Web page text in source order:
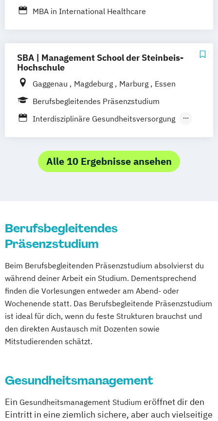
Physiotherapiewissenschaft
Pflegepädagogik Physician Assistance
MBA in International Healthcare
SBA | Management School der Steinbeis-
Hochschule
Gaggenau Magdeburg Marburg
Essen
Berufsbegleitendes Präsenzstudium
Interdisziplinäre Gesundheitsversorgung
Alle 10 Ergebnisse ansehen
Berufsbegleitendes
Präsenzstudium
Beim Berufsbegleitenden Präsenzstudium absolvierst du
während deiner Arbeit ein Studium. Dementsprechend
finden die Vorlesungen entweder am Abend- oder
Wochenende statt. Das Berufsbegleitende Präsenzstudium
ist ideal für dich, wenn du feste Strukturen brauchst und
den direkten Austausch mit Dozenten sowie
Mitstudierenden schätzt.
Gesundheitsmanagement
Ein Gesundheitsmanagement Studium eröffnet dir den
Eintritt in eine ziemlich sichere, aber auch vielseitige